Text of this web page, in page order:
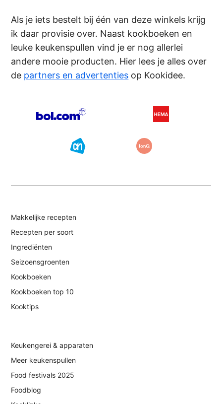
Als je iets bestelt bij één van deze winkels krijg
ik daar provisie over. Naast kookboeken en
leuke keukenspullen vind je er nog allerlei
andere mooie producten. Hier lees je alles over
de partners en advertenties op Kookidee.
Makkelijke recepten
Recepten per soort
Ingrediënten
Seizoensgroenten
Kookboeken
Kookboeken top 10
Kooktips
Keukengerei & apparaten
Meer keukenspullen
Food festivals 2025
Foodblog